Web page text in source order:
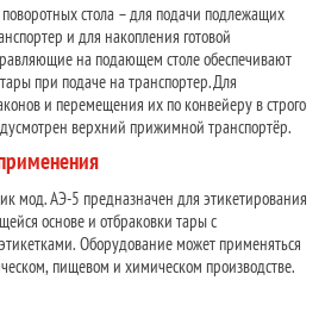
стола – для подачи подлежащих
и для накопления готовой
на подающем столе обеспечивают
при подаче на транспортер. Для
и перемещения их по конвейеру в строго
верхний прижимной транспортёр.
мод. АЭ-5 предназначен для этикетирования
основе и отбраковки тары с
Оборудование может применяться
пищевом и химическом производстве.